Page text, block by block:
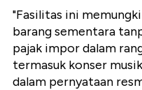
"Fasilitas ini
barang sementara
pajak impor dalam
termasuk konser
dalam pernyataan